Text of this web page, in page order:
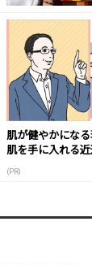
肌が健やかにな
肌を手に入れる
(PR)